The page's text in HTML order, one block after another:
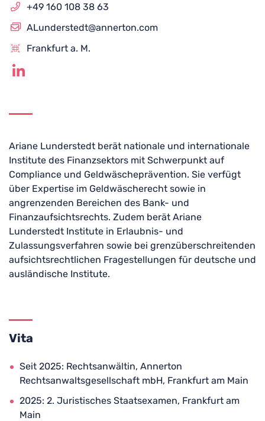
+49 160 108 38 63
ALunderstedt@annerton.com
Frankfurt a. M.
Ariane Lunderstedt berät nationale und internationale
Institute des Finanzsektors mit Schwerpunkt auf
Compliance und Geldwäscheprävention. Sie verfügt
über Expertise im Geldwäscherecht sowie in
angrenzenden Bereichen des Bank- und
Finanzaufsichtsrechts. Zudem berät Ariane
Lunderstedt Institute in Erlaubnis- und
Zulassungsverfahren sowie bei grenzüberschreitenden
aufsichtsrechtlichen Fragestellungen für deutsche und
ausländische Institute.
Vita
Seit 2025: Rechtsanwältin, Annerton
Rechtsanwaltsgesellschaft mbH, Frankfurt am Main
2025: 2. Juristisches Staatsexamen, Frankfurt am
Main